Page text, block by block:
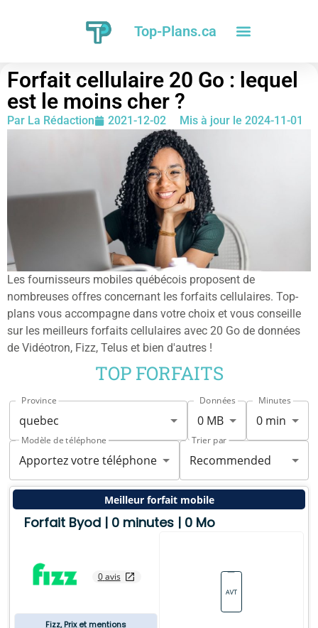
Top-Plans.ca
Forfait cellulaire 20 Go : lequel
est le moins cher ?
Par La Rédaction 2021-12-02 Mis à jour le 2024-11-01
Les fournisseurs mobiles québécois proposent de
nombreuses offres concernant les forfaits cellulaires. Top-
plans vous accompagne dans votre choix et vous conseille
sur les meilleurs forfaits cellulaires avec 20 Go de données
de Vidéotron, Fizz, Telus et bien d'autres !
TOP FORFAITS